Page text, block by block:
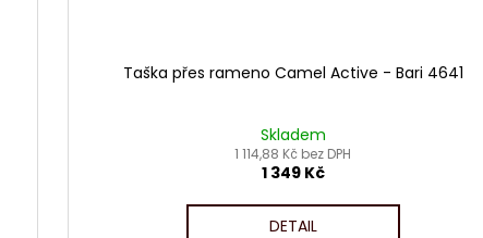
Taška přes rameno Camel Active - Bari 4641
Skladem
1 114,88 Kč bez DPH
1 349 Kč
DETAIL